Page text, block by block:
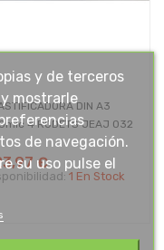
DIN A3
4 RODETS JEAJ 032
€
1 En Stock
y de terceros
mostrarle
de navegación.
su uso pulse el